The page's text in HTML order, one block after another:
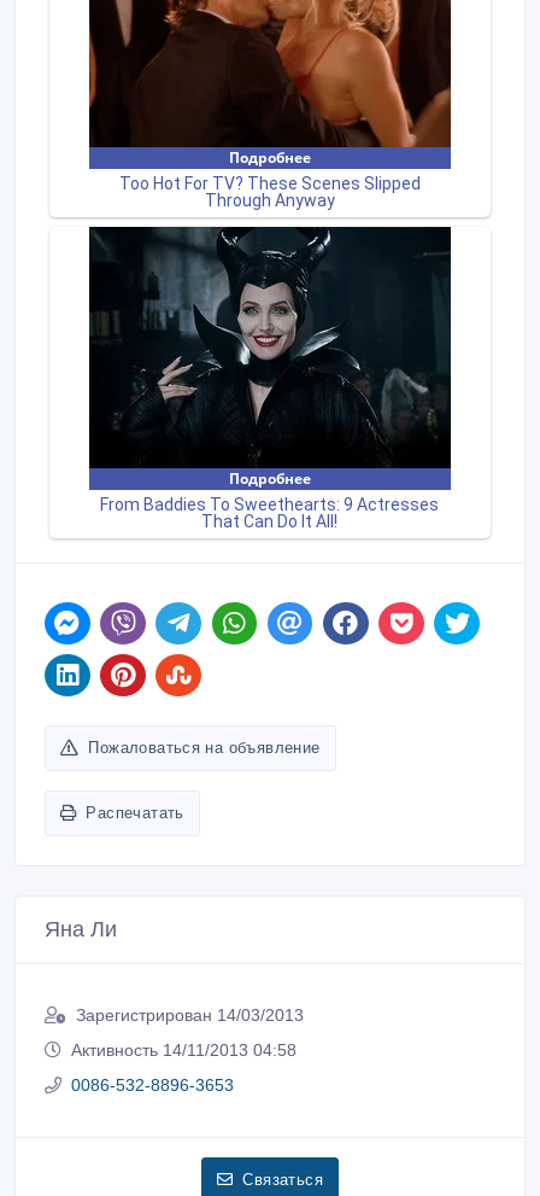
Пожаловаться на объявление
Распечатать
Яна Ли
Зарегистрирован 14/03/2013
Активность 14/11/2013 04:58
0086-532-8896-3653
Связаться